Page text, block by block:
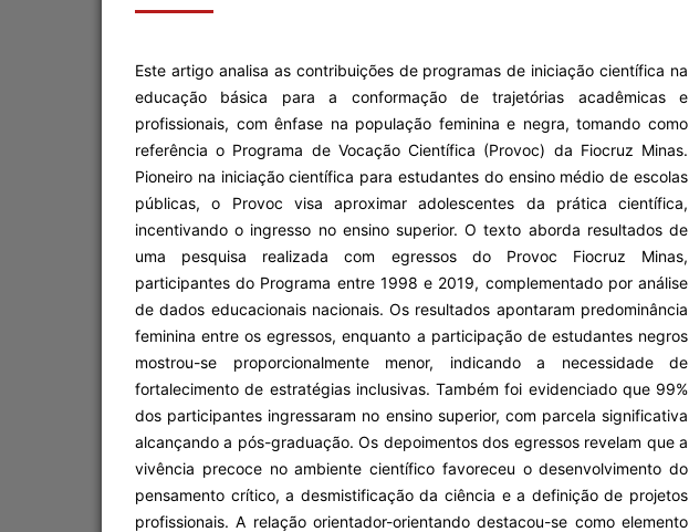
Este artigo analisa as contribuições de programas de iniciação científica na
educação básica para a conformação de trajetórias acadêmicas e
profissionais, com ênfase na população feminina e negra, tomando como
referência o Programa de Vocação Científica (Provoc) da Fiocruz Minas.
Pioneiro na iniciação científica para estudantes do ensino médio de escolas
públicas, o Provoc visa aproximar adolescentes da prática científica,
incentivando o ingresso no ensino superior. O texto aborda resultados de
uma pesquisa realizada com egressos do Provoc Fiocruz Minas,
participantes do Programa entre 1998 e 2019, complementado por análise
de dados educacionais nacionais. Os resultados apontaram predominância
feminina entre os egressos, enquanto a participação de estudantes negros
mostrou-se proporcionalmente menor, indicando a necessidade de
fortalecimento de estratégias inclusivas. Também foi evidenciado que 99%
dos participantes ingressaram no ensino superior, com parcela significativa
alcançando a pós-graduação. Os depoimentos dos egressos revelam que a
vivência precoce no ambiente científico favoreceu o desenvolvimento do
pensamento crítico, a desmistificação da ciência e a definição de projetos
profissionais. A relação orientador-orientando destacou-se como elemento